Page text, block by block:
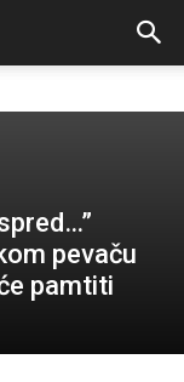
pevaču
pamtiti